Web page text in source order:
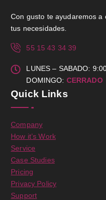
Con gusto te ayudaremos
tus necesidades.
55 15 43 34 39
LUNES – SABADO:
DOMINGO: CERRADO
Quick Links
Company
How it’s Work
Service
Case Studies
Pricing
Privacy Policy
Support